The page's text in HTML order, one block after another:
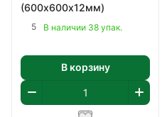
(600х600х12мм)
5 В наличии 38 упак.
В корзину